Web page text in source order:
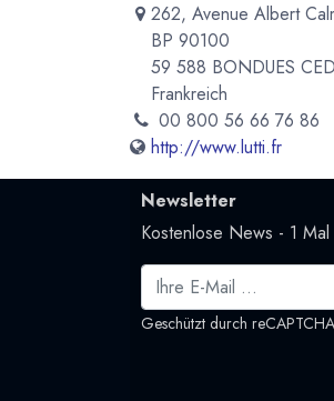
262, Avenue Albert
BP 90100
59 588 BONDUES
Frankreich
00 800 56 66 76 86
http://www.lutti.fr
Newsletter
Kostenlose News - 1
Geschützt durch